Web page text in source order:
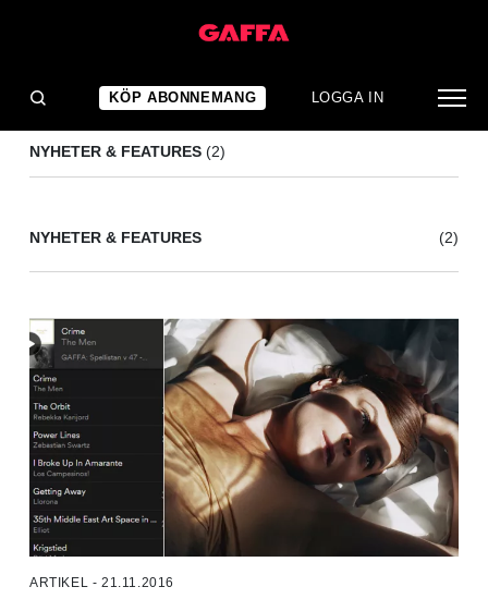
KÖP ABONNEMANG LOGGA IN
NYHETER & FEATURES (2)
NYHETER & FEATURES (2)
ARTIKEL - 21.11.2016